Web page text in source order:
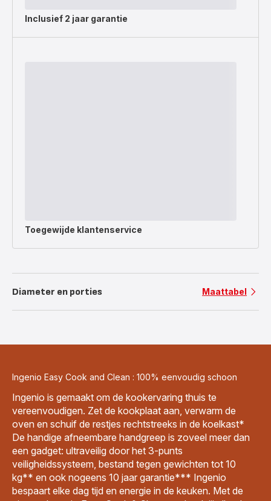
Inclusief 2 jaar garantie
Toegewijde klantenservice
Diameter en porties Maattabel
Ingenio Easy Cook and Clean : 100% eenvoudig schoon
Ingenio is gemaakt om de kookervaring thuis te
vereenvoudigen. Zet de kookplaat aan, verwarm de
oven en schuif de restjes rechtstreeks in de koelkast*
De handige afneembare handgreep is zoveel meer dan
een gadget: ultraveilig door het 3-punts
veiligheidssysteem, bestand tegen gewichten tot 10
kg** en ook nogeens 10 jaar garantie*** Ingenio
bespaart elke dag tijd en energie in de keuken. Met de